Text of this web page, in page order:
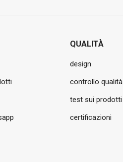
QUALITÀ
design
controllo qualità
test sui prodotti
certificazioni